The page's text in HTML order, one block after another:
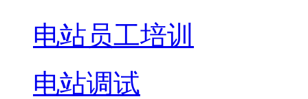
电站员工培训
电站调试